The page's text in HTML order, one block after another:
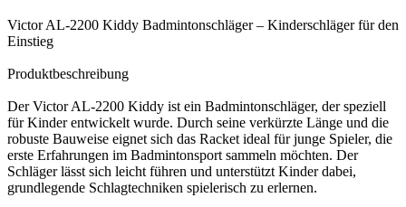
Victor AL-2200 Kiddy Badmintonschläger – Kinderschläger für den
Einstieg
Produktbeschreibung
Der Victor AL-2200 Kiddy ist ein Badmintonschläger, der speziell
für Kinder entwickelt wurde. Durch seine verkürzte Länge und die
robuste Bauweise eignet sich das Racket ideal für junge Spieler, die
erste Erfahrungen im Badmintonsport sammeln möchten. Der
Schläger lässt sich leicht führen und unterstützt Kinder dabei,
grundlegende Schlagtechniken spielerisch zu erlernen.